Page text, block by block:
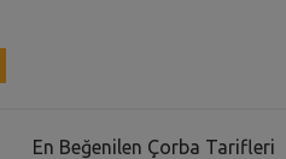
En Beğenilen Çorba Tarifleri